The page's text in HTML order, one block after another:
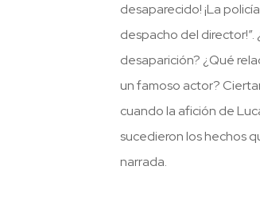
desaparecido! ¡La
despacho del
desaparición? ¿Qué
un famoso actor?
cuando la afición de
sucedieron los hechos
narrada.